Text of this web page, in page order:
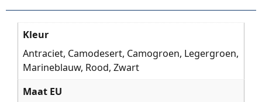
Kleur
Antraciet, Camodesert, Camogroen, Legergroen,
Marineblauw, Rood, Zwart
Maat EU